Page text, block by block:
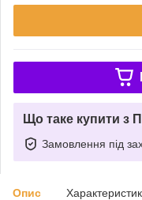
Що таке купити з
Замовлення під
Опис